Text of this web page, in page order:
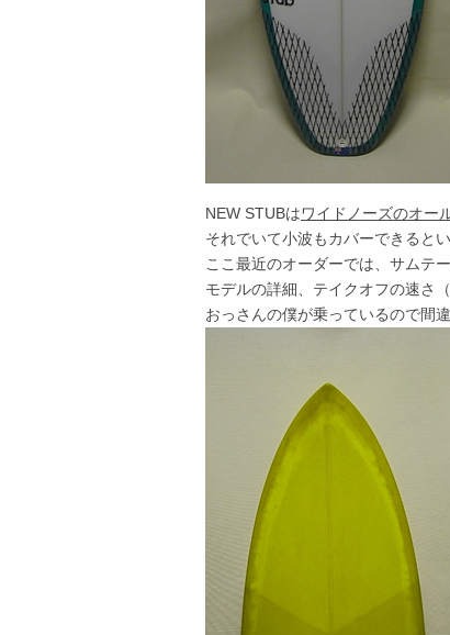
NEW STUBはワイドノーズのオー
それでいて小波もカバーできると
ここ最近のオーダーでは、サムテ
モデルの詳細、テイクオフの速さ
おっさんの僕が乗っているので間